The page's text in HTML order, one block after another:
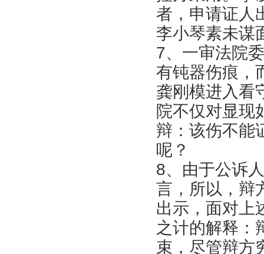
者，申请证人
李小琴素未谋
7、一审法院
有钝器伤痕，
龚刚模进入看
院不仅对显现
辩：该伤不能
呢？
8、由于公诉
言，所以，辩
出示，面对上
之计的解释：
束，尽管辩方